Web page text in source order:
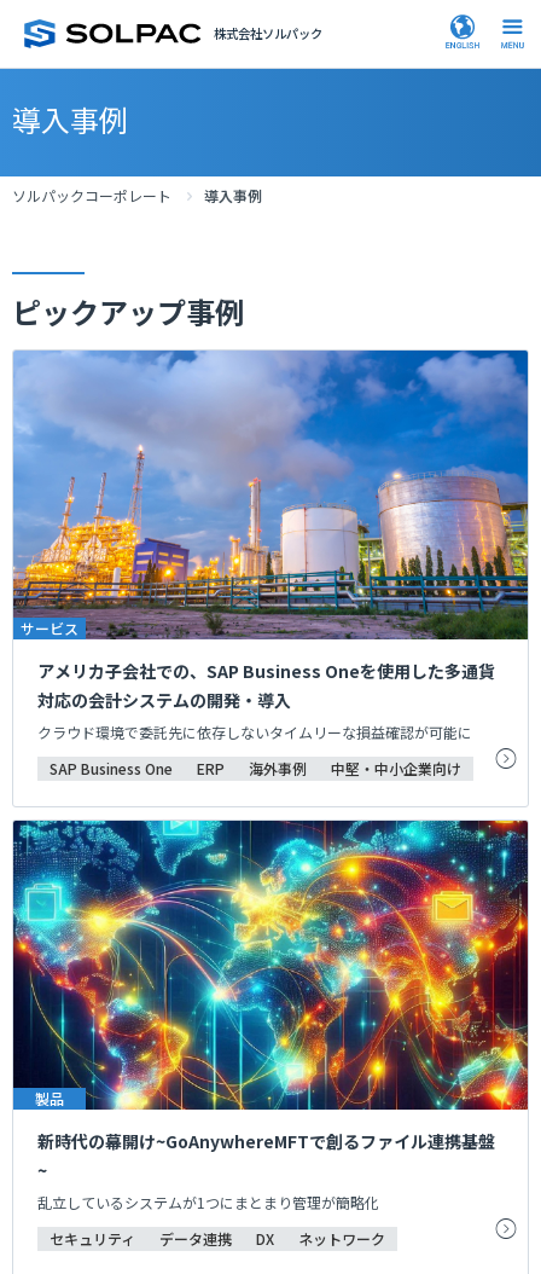
株式会社ソルパック
導入事例
ソルパックコーポレート 導入事例
ピックアップ事例
サービス
アメリカ子会社での、SAP Business Oneを使用した多通貨
対応の会計システムの開発・導入
クラウド環境で委託先に依存しないタイムリーな損益確認が可能に
SAP Business One
ERP 海外事例 中堅・中小企業向け
製品
新時代の幕開け~GoAnywhereMFTで創るファイル連携基盤
~
乱立しているシステムが1つにまとまり管理が簡略化
セキュリティ
データ連携 DX ネットワーク